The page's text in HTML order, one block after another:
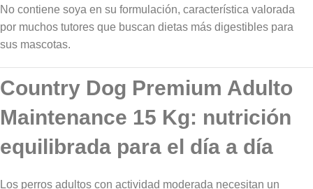
No contiene soya en su formulación, característica valorada
por muchos tutores que buscan dietas más digestibles para
sus mascotas.
Country Dog Premium Adulto
Maintenance 15 Kg: nutrición
equilibrada para el día a día
Los perros adultos con actividad moderada necesitan un